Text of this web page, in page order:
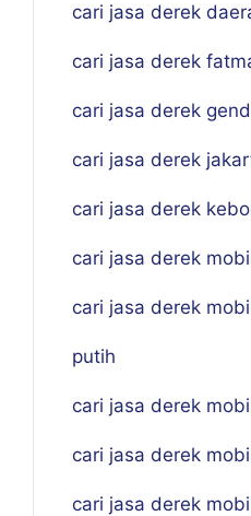
cari jasa derek
cari jasa derek
cari jasa derek
cari jasa derek
cari jasa derek
cari jasa derek
cari jasa derek
putih
cari jasa derek
cari jasa derek
cari jasa derek